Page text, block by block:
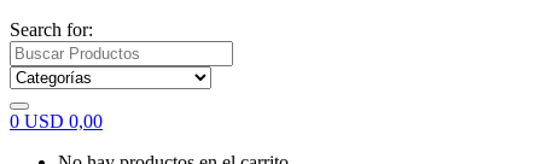
Search for:
0 USD 0,00